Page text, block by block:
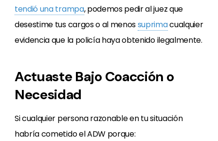
tendió una trampa, podemos pedir al juez que
desestime tus cargos o al menossuprimacualquier
evidencia que la policía haya obtenido ilegalmente.
Actuaste Bajo Coacción o
Necesidad
Si cualquier persona razonable en tu situación
habría cometido el ADW porque: